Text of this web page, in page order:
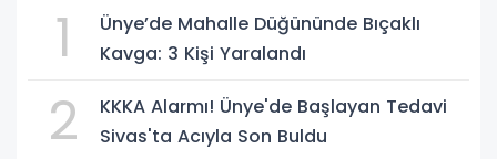
1
Ünye’de Mahalle Düğününde Bıçaklı
Kavga: 3 Kişi Yaralandı
2
KKKA Alarmı! Ünye'de Başlayan Tedavi
Sivas'ta Acıyla Son Buldu